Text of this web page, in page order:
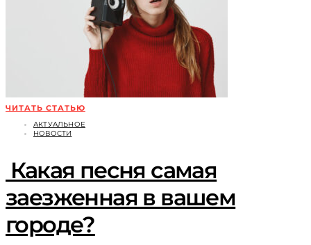
ЧИТАТЬ СТАТЬЮ
АКТУАЛЬНОЕ
НОВОСТИ
Какая песня самая
заезженная в вашем
городе?